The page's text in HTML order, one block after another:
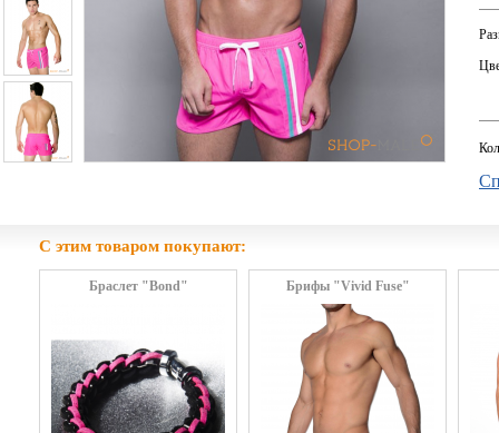
С этим товаром покупают:
Браслет "Bond" Брифы "Vivid Fuse"